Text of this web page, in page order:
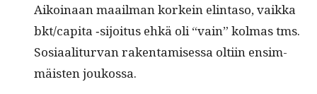
Aikoinaan maail­man korkein elin­ta­so, vaik­ka
bkt/capita ‑sijoi­tus ehkä oli “vain” kol­mas tms.
Sosi­aal­i­tur­van rak­en­tamises­sa olti­in ensim­
mäis­ten joukossa.